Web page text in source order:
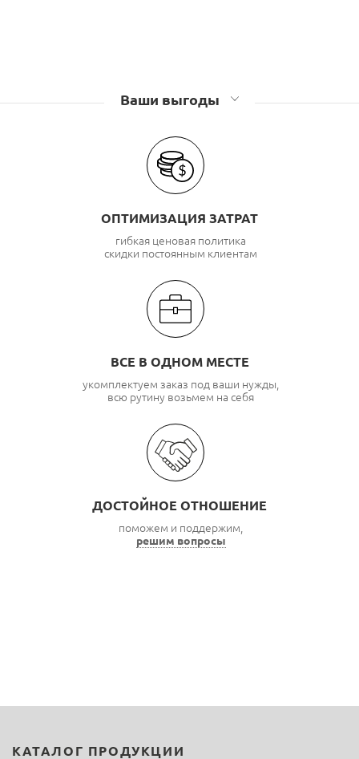
Ваши выгоды
ОПТИМИЗАЦИЯ ЗАТРАТ
гибкая ценовая политика
скидки постоянным клиентам
ВСЕ В ОДНОМ МЕСТЕ
укомплектуем заказ под ваши нужды,
всю рутину возьмем на себя
ДОСТОЙНОЕ ОТНОШЕНИЕ
поможем и поддержим,
решим вопросы
КАТАЛОГ ПРОДУКЦИИ